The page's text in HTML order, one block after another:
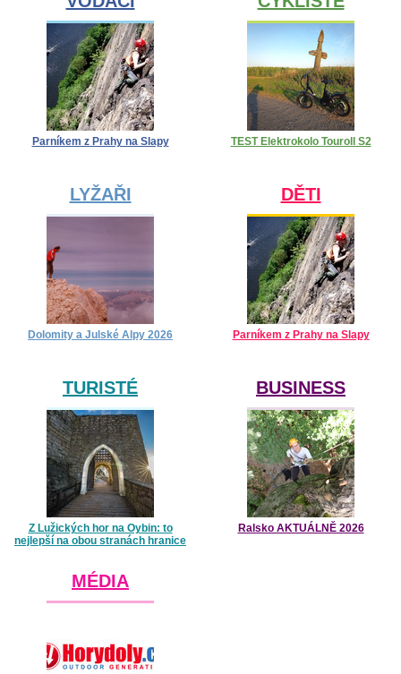
Parníkem z Prahy na Slapy TEST Elektrokolo Touroll S2
LYŽAŘI
Dolomity a Julské Alpy 2026
DĚTI
Parníkem z Prahy na Slapy
TURISTÉ
Z Lužických hor na Oybin: to
nejlepší na obou stranách hranice
BUSINESS
Ralsko AKTUÁLNĚ 2026
MÉDIA